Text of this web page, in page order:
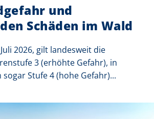
und
Schäden im Wald
2026, gilt landesweit die
3 (erhöhte Gefahr), in
sogar Stufe 4 (hohe Gefahr)...